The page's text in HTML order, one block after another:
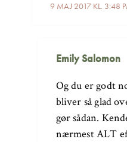
9 MAJ 2017 KL. 3:48
Emily Salomon
Og du er godt
bliver så glad
gør sådan.
nærmest ALT